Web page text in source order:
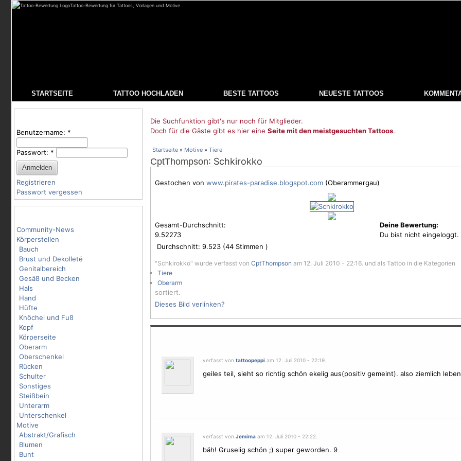
Tattoo-Bewertung für Tattoos, Vorlagen und Motive
STARTSEITE TATTOO HOCHLADEN BESTE TATTOOS NEUESTE TATTOOS
Benutzername: *
Passwort: *
Registrieren
Passwort vergessen
Community-News
Körperstellen
Bauch
Brust und Dekolleté
Genitalbereich
Gesäß und Becken
Hals
Hand
Hüfte
Knöchel und Fuß
Kopf
Körperseite
Oberarm
Oberschenkel
Rücken
Schulter
Sonstiges
Steißbein
Unterarm
Unterschenkel
Motive
Abstrakt/Grafisch
Blumen
Bunt
Die Suchfunktion gibt's nur noch für Mitglieder.
Doch für die Gäste gibt es hier eine Seite mit den meistgesuchten Tattoos.
Startseite » Motive » Tiere
CptThompson: Schkirokko
Gestochen von www.pirates-paradise.blogspot.com (Oberammergau)
Gesamt-Durchschnitt:
9.52273
Durchschnitt: 9.523 (44 Stimmen )
Deine Bewertung:
Du bist nicht eingeloggt.
"Schkirokko" wurde verfasst von CptThompson am 12. Juli 2010 - 22:16. und als Tattoo in die Kategorien
Tiere
Oberarm
sortiert.
Dieses Bild verlinken?
verfasst von tattoopeppi am 12. Juli 2010 - 22:19.
geiles teil, sieht so richtig schön ekelig aus(positiv gemeint). also ziemlich
verfasst von Jemimaam 12. Juli 2010 - 22:22.
bäh! Gruselig schön ;) super geworden. 9